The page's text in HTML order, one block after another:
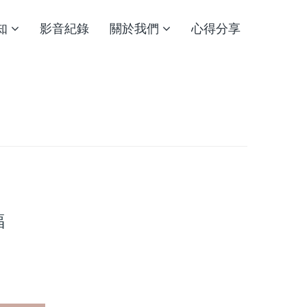
影音紀錄 關於我們 心得分享